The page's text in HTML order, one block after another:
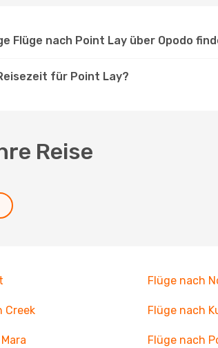
Flüge nach Point Lay über Opodo
für Point Lay?
Reise
Flüge nach
Creek Flüge nach
Flüge nach